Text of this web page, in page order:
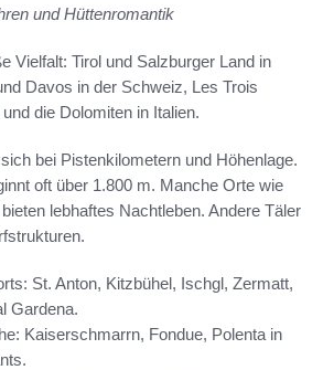
und Hüttenromantik
Vielfalt: Tirol und Salzburger Land in
Davos in der Schweiz, Les Trois
die Dolomiten in Italien.
bei Pistenkilometern und Höhenlage.
oft über 1.800 m. Manche Orte wie
lebhaftes Nachtleben. Andere Täler
St. Anton, Kitzbühel, Ischgl, Zermatt,
Gardena.
Kaiserschmarrn, Fondue, Polenta in